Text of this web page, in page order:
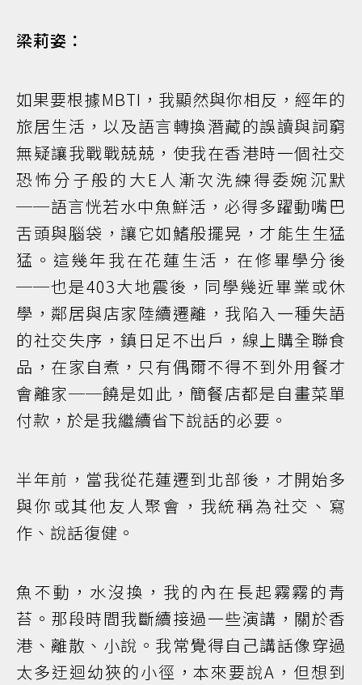
梁莉姿：
如果要根據MBTI，我顯然與你相反，經年的
旅居生活，以及語言轉換潛藏的誤讀與詞窮
無疑讓我戰戰兢兢，使我在香港時一個社交
恐怖分子般的大E人漸次洗練得委婉沉默
──語言恍若水中魚鮮活，必得多躍動嘴巴
舌頭與腦袋，讓它如鰭般擺晃，才能生生猛
猛。這幾年我在花蓮生活，在修畢學分後
──也是403大地震後，同學幾近畢業或休
學，鄰居與店家陸續遷離，我陷入一種失語
的社交失序，鎮日足不出戶，線上購全聯食
品，在家自煮，只有偶爾不得不到外用餐才
會離家──饒是如此，簡餐店都是自畫菜單
付款，於是我繼續省下說話的必要。
半年前，當我從花蓮遷到北部後，才開始多
與你或其他友人聚會，我統稱為社交、寫
作、說話復健。
魚不動，水沒換，我的內在長起霧霧的青
苔。那段時間我斷續接過一些演講，關於香
港、離散、小說。我常覺得自己講話像穿過
太多迂迴幼狹的小徑，本來要說A，但想到